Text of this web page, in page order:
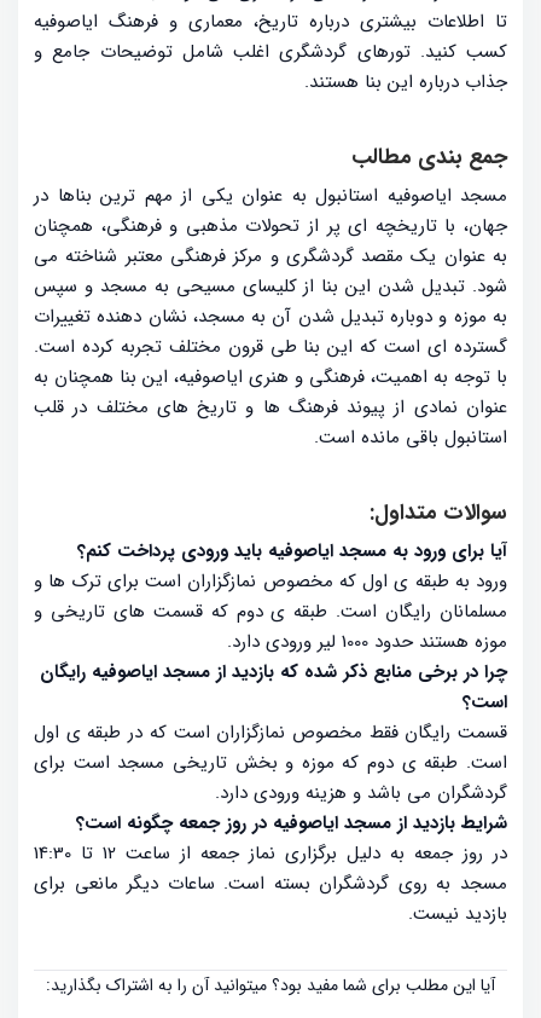
تا اطلاعات بیشتری درباره تاریخ، معماری و فرهنگ ایاصوفیه
کسب کنید. تورهای گردشگری اغلب شامل توضیحات جامع و
جذاب درباره این بنا هستند.
جمع بندی مطالب
مسجد ایاصوفیه استانبول به عنوان یکی از مهم ترین بناها در
جهان، با تاریخچه ای پر از تحولات مذهبی و فرهنگی، همچنان
به عنوان یک مقصد گردشگری و مرکز فرهنگی معتبر شناخته می
شود. تبدیل شدن این بنا از کلیسای مسیحی به مسجد و سپس
به موزه و دوباره تبدیل شدن آن به مسجد، نشان دهنده تغییرات
گسترده ای است که این بنا طی قرون مختلف تجربه کرده است.
با توجه به اهمیت، فرهنگی و هنری ایاصوفیه، این بنا همچنان به
عنوان نمادی از پیوند فرهنگ ها و تاریخ های مختلف در قلب
استانبول باقی مانده است.
سوالات متداول:
آیا برای ورود به مسجد ایاصوفیه باید ورودی پرداخت کنم؟
ورود به طبقه ی اول که مخصوص نمازگزاران است برای ترک ها و
مسلمانان رایگان است. طبقه ی دوم که قسمت های تاریخی و
موزه هستند حدود 1000 لیر ورودی دارد.
چرا در برخی منابع ذکر شده که بازدید از مسجد ایاصوفیه رایگان
است؟
قسمت رایگان فقط مخصوص نمازگزاران است که در طبقه ی اول
است. طبقه ی دوم که موزه و بخش تاریخی مسجد است برای
گردشگران می باشد و هزینه ورودی دارد.
شرایط بازدید از مسجد ایاصوفیه در روز جمعه چگونه است؟
در روز جمعه به دلیل برگزاری نماز جمعه از ساعت 12 تا 14:30
مسجد به روی گردشگران بسته است. ساعات دیگر مانعی برای
بازدید نیست.
آیا این مطلب برای شما مفید بود؟ میتوانید آن را به اشتراک بگذارید: